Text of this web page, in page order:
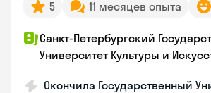
5 11 месяцев опыта
Санкт-Петербургский
Университет Культуры и
Окончила Государственный